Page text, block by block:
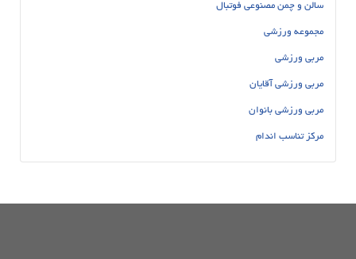
سالن و چمن مصنوعی فوتبال
مجموعه ورزشی
مربی ورزشی
مربی ورزشی آقایان
مربی ورزشی بانوان
مرکز تناسب اندام